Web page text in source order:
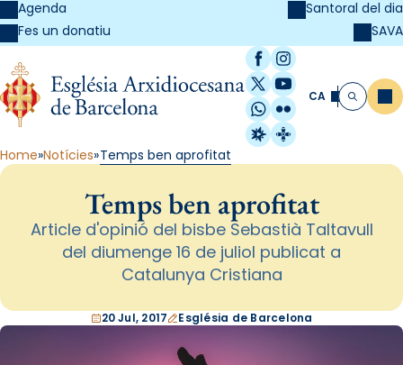
Agenda
Fes un donatiu
Santoral del dia
SAVA
Facebook
Instagram
X / Twitter
YouTube
WhatsApp
Flickr
Radio Estel
Catalunya
CA Cerca
Home Notícies Temps ben aprofitat
Temps ben aprofitat
Article d'opinió del bisbe Sebastià Taltavull
del diumenge 16 de juliol publicat a
Catalunya Cristiana
20 Jul, 2017 Església de Barcelona